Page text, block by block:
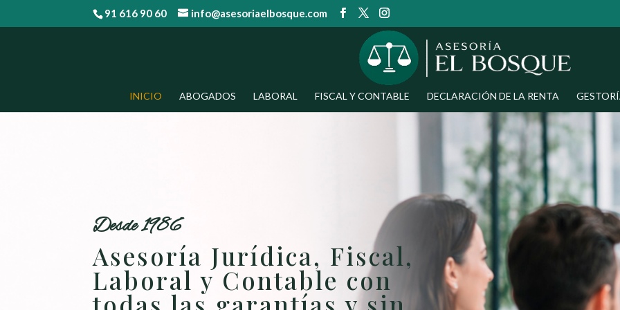
91 616 90 60 info@asesoriaelbosque.com
INICIO ABOGADOS LABORAL FISCAL Y CONTABLE DECLARACIÓN DE LA RENTA
Desde 1986
Asesoría Jurídica, Fiscal,
Laboral y Contable con